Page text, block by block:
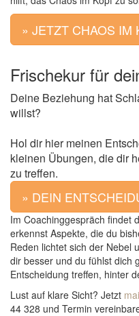
» JETZT CHAOS IM
Frischekur für
Deine Beziehung hat
willst?
Hol dir hier meinen
kleinen Übungen, die dir
zu treffen.
» DEIN
Im Coachinggespräch findet
erkennst Aspekte, die du
Reden lichtet sich der Nebel
dir besser und du fühlst dich
Entscheidung treffen, hinter
Lust auf klare Sicht? Jetzt
44 328 und Termin